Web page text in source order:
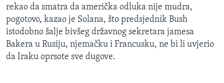
rekao da smatra da američka odluka nije mudra,
pogotovo, kazao je Solana, što predsjednik Bush
istodobno šalje bivšeg državnog sekretara jamesa
Bakera u Rusiju, njemačku i Francusku, ne bi li uvjerio
da Iraku oprsote sve dugove.